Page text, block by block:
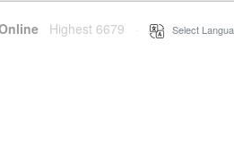
Highest 6679 Select